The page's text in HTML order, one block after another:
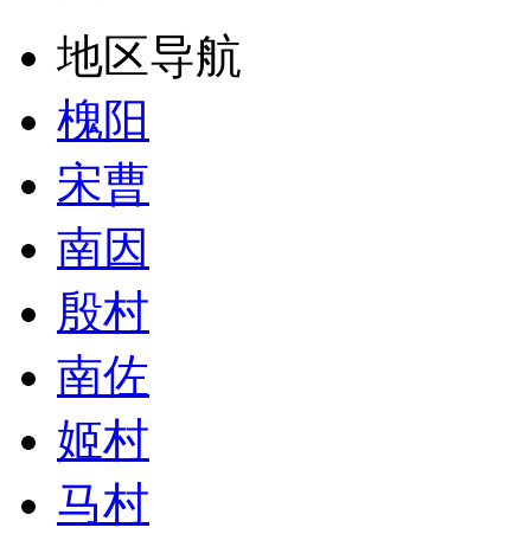
地区导航
槐阳
宋曹
南因
殷村
南佐
姬村
马村